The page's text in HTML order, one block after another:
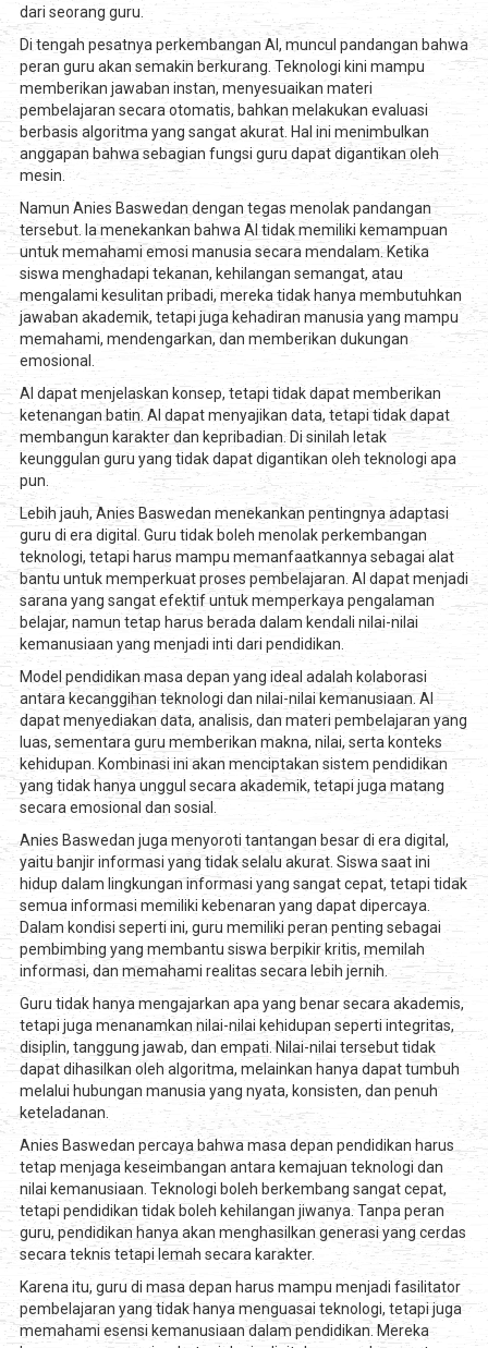
dari seorang guru.
Di tengah pesatnya perkembangan AI, muncul pandangan bahwa
peran guru akan semakin berkurang. Teknologi kini mampu
memberikan jawaban instan, menyesuaikan materi
pembelajaran secara otomatis, bahkan melakukan evaluasi
berbasis algoritma yang sangat akurat. Hal ini menimbulkan
anggapan bahwa sebagian fungsi guru dapat digantikan oleh
mesin.
Namun Anies Baswedan dengan tegas menolak pandangan
tersebut. Ia menekankan bahwa AI tidak memiliki kemampuan
untuk memahami emosi manusia secara mendalam. Ketika
siswa menghadapi tekanan, kehilangan semangat, atau
mengalami kesulitan pribadi, mereka tidak hanya membutuhkan
jawaban akademik, tetapi juga kehadiran manusia yang mampu
memahami, mendengarkan, dan memberikan dukungan
emosional.
AI dapat menjelaskan konsep, tetapi tidak dapat memberikan
ketenangan batin. AI dapat menyajikan data, tetapi tidak dapat
membangun karakter dan kepribadian. Di sinilah letak
keunggulan guru yang tidak dapat digantikan oleh teknologi apa
pun.
Lebih jauh, Anies Baswedan menekankan pentingnya adaptasi
guru di era digital. Guru tidak boleh menolak perkembangan
teknologi, tetapi harus mampu memanfaatkannya sebagai alat
bantu untuk memperkuat proses pembelajaran. AI dapat menjadi
sarana yang sangat efektif untuk memperkaya pengalaman
belajar, namun tetap harus berada dalam kendali nilai-nilai
kemanusiaan yang menjadi inti dari pendidikan.
Model pendidikan masa depan yang ideal adalah kolaborasi
antara kecanggihan teknologi dan nilai-nilai kemanusiaan. AI
dapat menyediakan data, analisis, dan materi pembelajaran yang
luas, sementara guru memberikan makna, nilai, serta konteks
kehidupan. Kombinasi ini akan menciptakan sistem pendidikan
yang tidak hanya unggul secara akademik, tetapi juga matang
secara emosional dan sosial.
Anies Baswedan juga menyoroti tantangan besar di era digital,
yaitu banjir informasi yang tidak selalu akurat. Siswa saat ini
hidup dalam lingkungan informasi yang sangat cepat, tetapi tidak
semua informasi memiliki kebenaran yang dapat dipercaya.
Dalam kondisi seperti ini, guru memiliki peran penting sebagai
pembimbing yang membantu siswa berpikir kritis, memilah
informasi, dan memahami realitas secara lebih jernih.
Guru tidak hanya mengajarkan apa yang benar secara akademis,
tetapi juga menanamkan nilai-nilai kehidupan seperti integritas,
disiplin, tanggung jawab, dan empati. Nilai-nilai tersebut tidak
dapat dihasilkan oleh algoritma, melainkan hanya dapat tumbuh
melalui hubungan manusia yang nyata, konsisten, dan penuh
keteladanan.
Anies Baswedan percaya bahwa masa depan pendidikan harus
tetap menjaga keseimbangan antara kemajuan teknologi dan
nilai kemanusiaan. Teknologi boleh berkembang sangat cepat,
tetapi pendidikan tidak boleh kehilangan jiwanya. Tanpa peran
guru, pendidikan hanya akan menghasilkan generasi yang cerdas
secara teknis tetapi lemah secara karakter.
Karena itu, guru di masa depan harus mampu menjadi fasilitator
pembelajaran yang tidak hanya menguasai teknologi, tetapi juga
memahami esensi kemanusiaan dalam pendidikan. Mereka